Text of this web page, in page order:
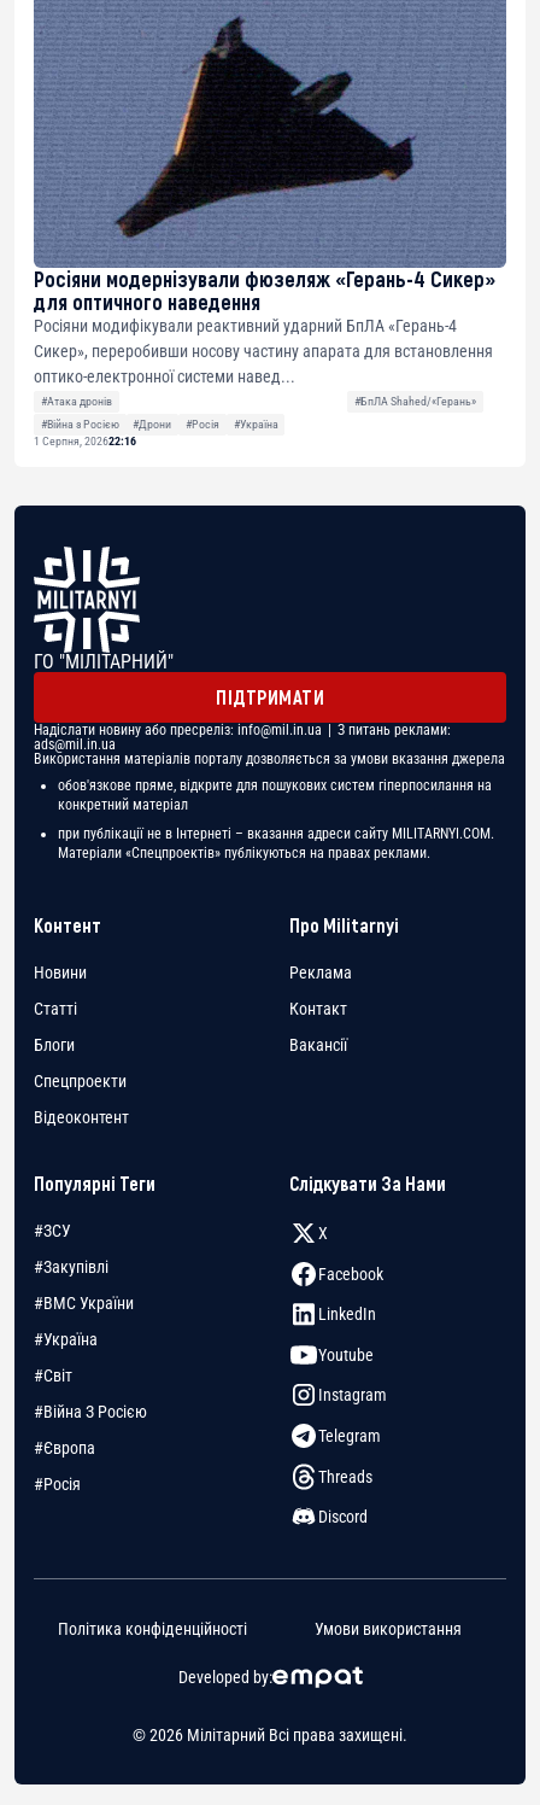
Росіяни модернізували фюзеляж «Герань-4 Сикер»
для оптичного наведення
Росіяни модифікували реактивний ударний БпЛА «Герань-4
Сикер», переробивши носову частину апарата для встановлення
оптико-електронної системи навед...
#Атака дронів
#БпЛА Shahed/«Герань»
#Війна з Росією
#Дрони #Росія
#Україна
1 Серпня, 202622:16
ГО "МІЛІТАРНИЙ"
ПІДТРИМАТИ
Надіслати новину або пресреліз: info@mil.in.ua | З питань реклами:
ads@mil.in.ua
Використання матеріалів порталу дозволяється за умови вказання джерела
обов'язкове пряме, відкрите для пошукових систем гіперпосилання на
конкретний матеріал
при публікації не в Інтернеті – вказання адреси сайту MILITARNYI.COM.
Матеріали «Спецпроектів» публікуються на правах реклами.
Контент
Новини
Статті
Блоги
Спецпроекти
Відеоконтент
Про Militarnyi
Реклама
Контакт
Вакансії
Популярні Теги
#ЗСУ
#Закупівлі
#ВМС України
#Україна
#Світ
#Війна З Росією
#Європа
#Росія
Слідкувати За Нами
X
Facebook
LinkedIn
Youtube
Instagram
Telegram
Threads
Discord
© 2026 Мілітарний Всі права захищені.
Developed by:
Політика конфіденційності Умови використання